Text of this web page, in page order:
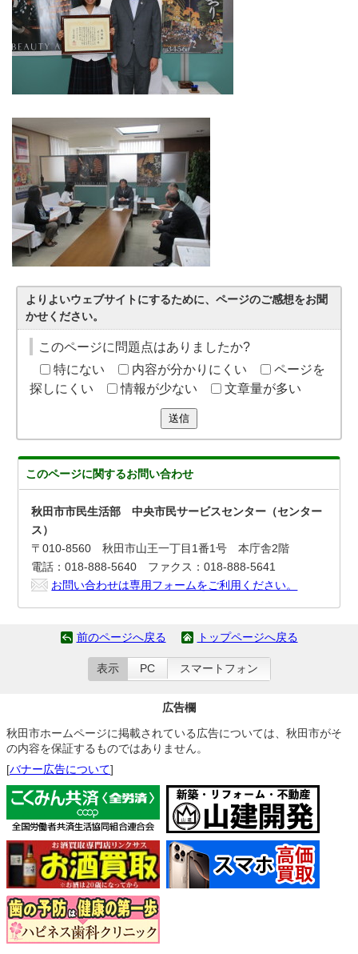
よりよいウェブサイトにするために、ページのご感想をお聞
かせください。
このページに問題点はありましたか?
特にない
内容が分かりにくい
ページを
探しにくい
情報が少ない 文章量が多い
送信
このページに関するお問い合わせ
秋田市市民生活部 中央市民サービスセンター（センター
ス）
〒010-8560 秋田市山王一丁目1番1号 本庁舎2階
電話：018-888-5640 ファクス：018-888-5641
お問い合わせは専用フォームをご利用ください。
前のページへ戻る トップページへ戻る
表示 PC スマートフォン
広告欄
秋田市ホームページに掲載されている広告については、秋田市がそ
の内容を保証するものではありません。
[バナー広告について]